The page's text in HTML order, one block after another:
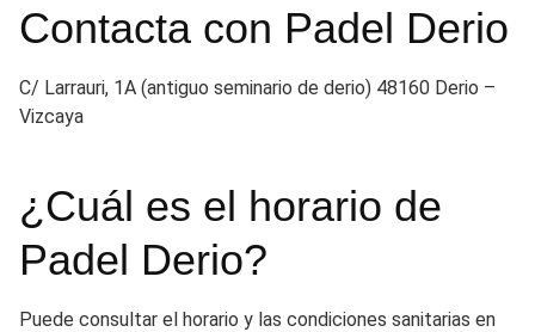
Contacta con Padel Derio
C/ Larrauri, 1A (antiguo seminario de derio) 48160 Derio –
Vizcaya
¿Cuál es el horario de
Padel Derio?
Puede consultar el horario y las condiciones sanitarias en